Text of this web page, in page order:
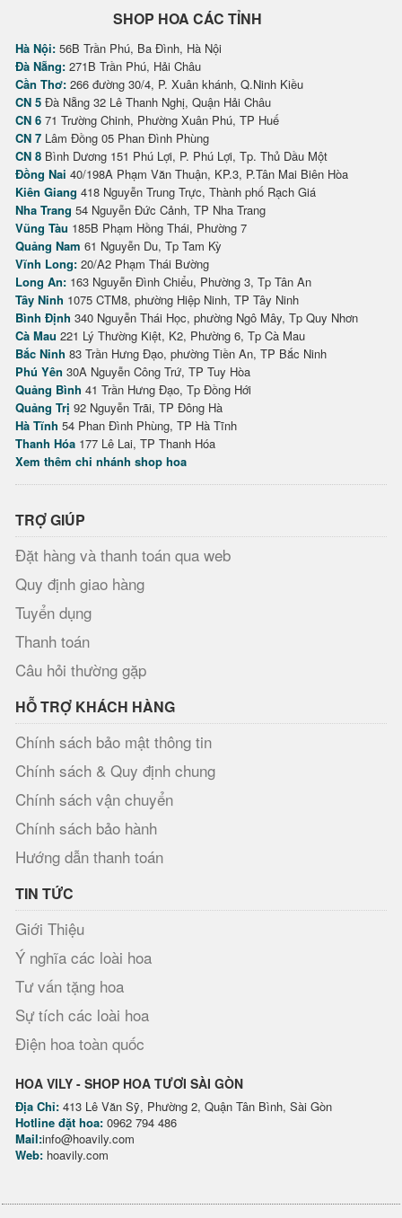
SHOP HOA CÁC TỈNH
Hà Nội: 56B Trần Phú, Ba Đình, Hà Nội
Đà Nẵng: 271B Trần Phú, Hải Châu
Cần Thơ: 266 đường 30/4, P. Xuân khánh, Q.Ninh Kiều
CN 5 Đà Nẵng 32 Lê Thanh Nghị, Quận Hải Châu
CN 6 71 Trường Chinh, Phường Xuân Phú, TP Huế
CN 7 Lâm Đồng 05 Phan Đình Phùng
CN 8 Bình Dương 151 Phú Lợi, P. Phú Lợi, Tp. Thủ Dầu Một
Đồng Nai 40/198A Phạm Văn Thuận, KP.3, P.Tân Mai Biên Hòa
Kiên Giang 418 Nguyễn Trung Trực, Thành phố Rạch Giá
Nha Trang 54 Nguyễn Đức Cảnh, TP Nha Trang
Vũng Tàu 185B Phạm Hồng Thái, Phường 7
Quảng Nam 61 Nguyễn Du, Tp Tam Kỳ
Vĩnh Long: 20/A2 Phạm Thái Bường
Long An: 163 Nguyễn Đình Chiểu, Phường 3, Tp Tân An
Tây Ninh 1075 CTM8, phường Hiệp Ninh, TP Tây Ninh
Bình Định 340 Nguyễn Thái Học, phường Ngô Mây, Tp Quy Nhơn
Cà Mau 221 Lý Thường Kiệt, K2, Phường 6, Tp Cà Mau
Bắc Ninh 83 Trần Hưng Đạo, phường Tiền An, TP Bắc Ninh
Phú Yên 30A Nguyễn Công Trứ, TP Tuy Hòa
Quảng Bình 41 Trần Hưng Đạo, Tp Đồng Hới
Quảng Trị 92 Nguyễn Trãi, TP Đông Hà
Hà Tĩnh 54 Phan Đình Phùng, TP Hà Tĩnh
Thanh Hóa 177 Lê Lai, TP Thanh Hóa
Xem thêm chi nhánh shop hoa
TRỢ GIÚP
Đặt hàng và thanh toán qua web
Quy định giao hàng
Tuyển dụng
Thanh toán
Câu hỏi thường gặp
HỖ TRỢ KHÁCH HÀNG
Chính sách bảo mật thông tin
Chính sách & Quy định chung
Chính sách vận chuyển
Chính sách bảo hành
Hướng dẫn thanh toán
TIN TỨC
Giới Thiệu
Ý nghĩa các loài hoa
Tư vấn tặng hoa
Sự tích các loài hoa
Điện hoa toàn quốc
HOA VILY - SHOP HOA TƯƠI SÀI GÒN
Địa Chỉ: 413 Lê Văn Sỹ, Phường 2, Quận Tân Bình, Sài Gòn
Hotline đặt hoa: 0962 794 486
Mail:info@hoavily.com
Web: hoavily.com